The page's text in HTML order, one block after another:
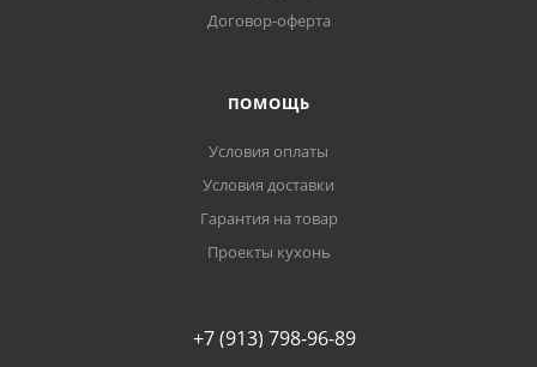
Договор-оферта
ПОМОЩЬ
Условия оплаты
Условия доставки
Гарантия на товар
Проекты кухонь
+7 (913) 798-96-89